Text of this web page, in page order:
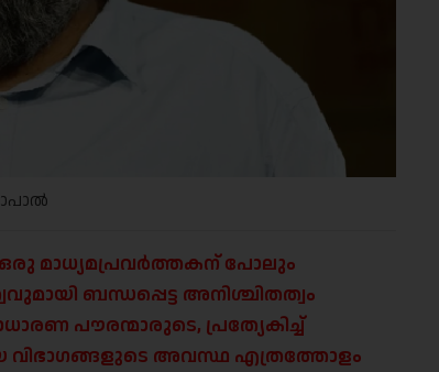
മാധ്യമപ്രവർത്തകന് പോലും
ബന്ധപ്പെട്ട അനിശ്ചിതത്വം
പൗരന്മാരുടെ, പ്രത്യേകിച്ച്
വിഭാഗങ്ങളുടെ അവസ്ഥ എത്രത്തോളം